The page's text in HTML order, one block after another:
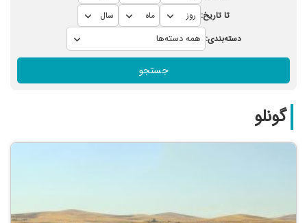
تا تاریخ:
دسته‌بندی:
جستجو
گونلو